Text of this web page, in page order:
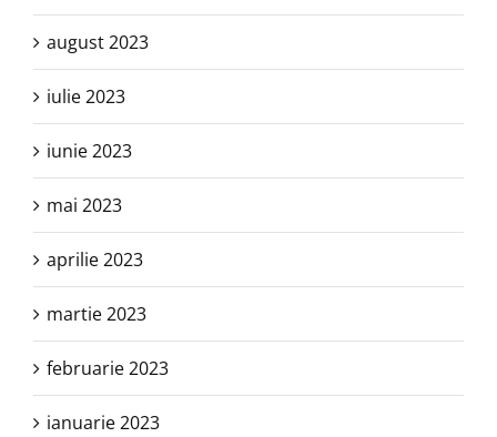
august 2023
iulie 2023
iunie 2023
mai 2023
aprilie 2023
martie 2023
februarie 2023
ianuarie 2023